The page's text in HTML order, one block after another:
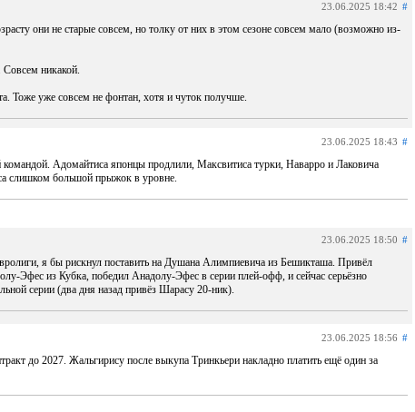
23.06.2025 18:42 #
они не старые совсем, но толку от них в этом сезоне совсем мало (возможно из-
никакой.
Тоже уже совсем не фонтан, хотя и чуток получше.
23.06.2025 18:43 #
командой. Адомайтиса японцы продлили, Максвитиса турки, Наварро и Лаковича
слишком большой прыжок в уровне.
23.06.2025 18:50 #
я бы рискнул поставить на Душана Алимпиевича из Бешикташа. Привёл
Эфес из Кубка, победил Анадолу-Эфес в серии плей-офф, и сейчас серьёзно
серии (два дня назад привёз Шарасу 20-ник).
23.06.2025 18:56 #
до 2027. Жальгирису после выкупа Тринкьери накладно платить ещё один за